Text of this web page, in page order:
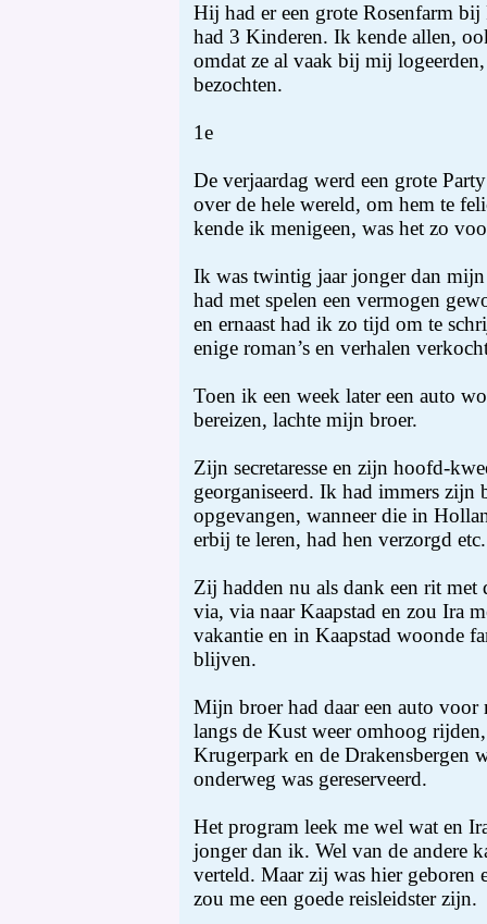
Hij had er een grote Rosenfarm
had 3 Kinderen. Ik kende allen,
omdat ze al vaak bij mij
bezochten.
1e
De verjaardag werd een grote
over de hele wereld, om hem te
kende ik menigeen, was het zo
Ik was twintig jaar jonger dan
had met spelen een vermogen
en ernaast had ik zo tijd om te
enige roman’s en verhalen
Toen ik een week later een auto
bereizen, lachte mijn broer.
Zijn secretaresse en zijn hoofd-
georganiseerd. Ik had immers zijn
opgevangen, wanneer die in
erbij te leren, had hen verzorgd etc.
Zij hadden nu als dank een rit met
via, via naar Kaapstad en zou Ira
vakantie en in Kaapstad woonde
blijven.
Mijn broer had daar een auto voor
langs de Kust weer omhoog
Krugerpark en de Drakensbergen
onderweg was gereserveerd.
Het program leek me wel wat en
jonger dan ik. Wel van de andere
verteld. Maar zij was hier geboren
zou me een goede reisleidster zijn.